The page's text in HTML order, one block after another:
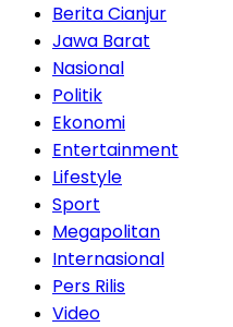
Berita Cianjur
Jawa Barat
Nasional
Politik
Ekonomi
Entertainment
Lifestyle
Sport
Megapolitan
Internasional
Pers Rilis
Video